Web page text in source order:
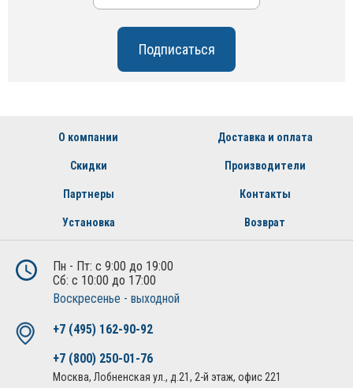
О компании Доставка и оплата
Скидки Производители
Партнеры Контакты
Установка Возврат
Пн - Пт: с 9:00 до 19:00
Сб: с 10:00 до 17:00
Воскресенье - выходной
+7 (495) 162-90-92
+7 (800) 250-01-76
Москва, Лобненская ул., д.21, 2-й этаж, офис 221